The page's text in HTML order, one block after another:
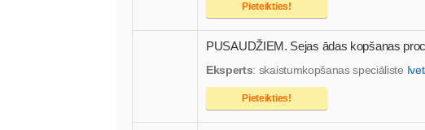
Pieteikties!
PUSAUDŽIEM. Sejas ādas kopšanas
Eksperts: skaistumkopšanas speciāliste
Pieteikties!